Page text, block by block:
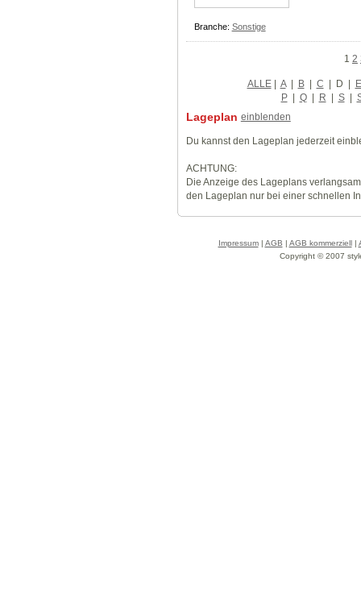
Branche: Sonstige
1 2
ALLE| A | B | C | D | E
P | Q | R | S |
Lageplan einblenden
Du kannst den Lageplan jederzeit
ACHTUNG:
Die Anzeige des Lageplans
den Lageplan nur bei einer schnellen
Impressum| AGB | AGB kommerziell|
Copyright © 2007